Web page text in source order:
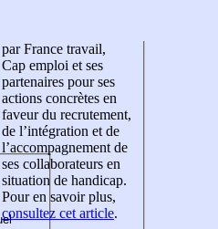
par France travail,
Cap emploi et ses
partenaires pour ses
actions concrètes en
faveur du recrutement,
de l’intégration et de
l’accompagnement de
ses collaborateurs en
situation de handicap.
Pour en savoir plus,
consultez cet article.